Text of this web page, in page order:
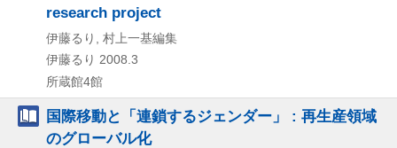
research project
伊藤るり, 村上一基編集
伊藤るり 2008.3
所蔵館4館
国際移動と「連鎖するジェンダー」 : 再生産領域
のグローバル化